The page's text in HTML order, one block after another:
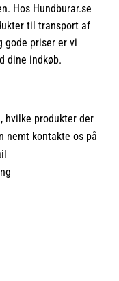
Hos Hundburar.se
til transport af
gode priser er vi
dine indkøb.
hvilke produkter der
nemt kontakte os på